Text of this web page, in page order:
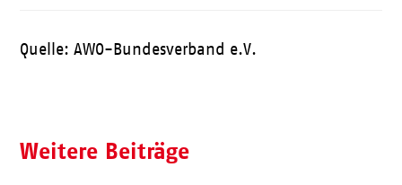
Quelle: AWO-Bundesverband e.V.
Weitere Beiträge